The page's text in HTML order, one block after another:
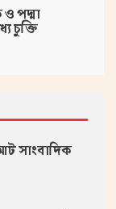
পদ্মা
চুক্তি
সাংবাদিক